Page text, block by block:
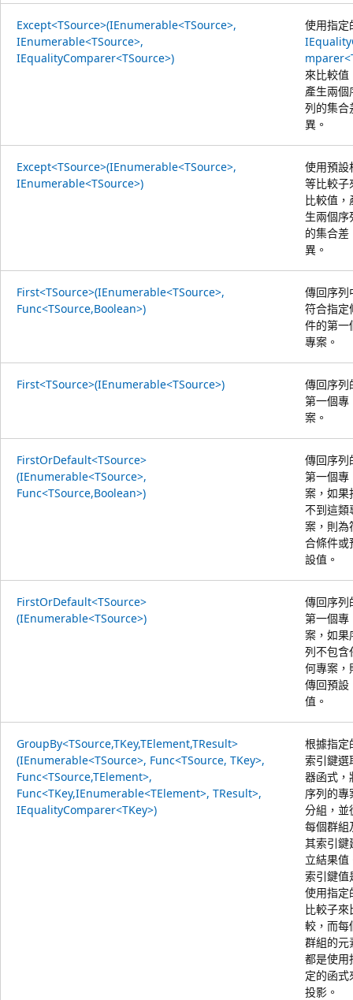
Except<TSource>(IEnumerable<TSource>,
IEnumerable<TSource>,
IEqualityComparer<TSource>)
使用指定
來比較值
產生兩個
列的集合
異。
Except<TSource>(IEnumerable<TSource>,
IEnumerable<TSource>)
使用預設
等比較子
比較值，
生兩個序
的集合差
異。
First<TSource>(IEnumerable<TSource>,
Func<TSource,Boolean>)
傳回序列
符合指定
件的第一
專案。
First<TSource>(IEnumerable<TSource>)
傳回序列
第一個專
案。
FirstOrDefault<TSource>
(IEnumerable<TSource>,
Func<TSource,Boolean>)
傳回序列
第一個專
案，如果
不到這類
案，則為
合條件或
設值。
FirstOrDefault<TSource>
(IEnumerable<TSource>)
傳回序列
第一個專
案，如果
列不包含
何專案，
傳回預設
值。
GroupBy<TSource,TKey,TElement,TResult>
(IEnumerable<TSource>, Func<TSource, TKey>,
Func<TSource,TElement>,
Func<TKey,IEnumerable<TElement>, TResult>,
IEqualityComparer<TKey>)
根據指定
索引鍵選
器函式，
序列的專
分組，並
每個群組
其索引鍵
立結果值
索引鍵值
使用指定
比較子來
較，而每
群組的元
都是使用
定的函式
投影。